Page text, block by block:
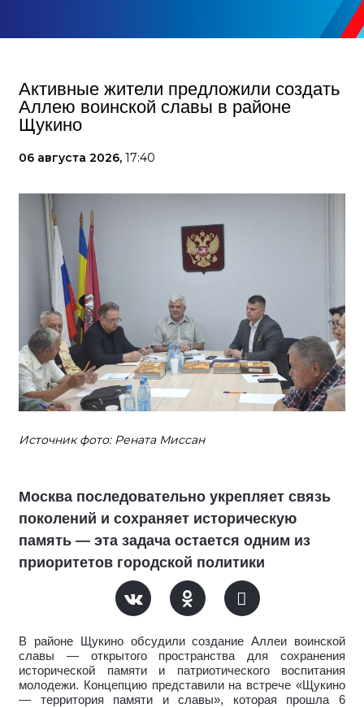
Активные жители предложили создать
Аллею воинской славы в районе
Щукино
06 августа 2026, 17:40
Источник фото: Рената Миссан
Москва последовательно укрепляет связь
поколений и сохраняет историческую
память — эта задача остается одним из
приоритетов городской политики
В районе Щукино обсудили создание Аллеи воинской
славы — открытого пространства для сохранения
исторической памяти и патриотического воспитания
молодежи. Концепцию представили на встрече «Щукино
— территория памяти и славы», которая прошла 6